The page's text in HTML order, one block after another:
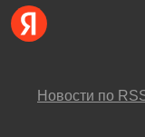
Новости по